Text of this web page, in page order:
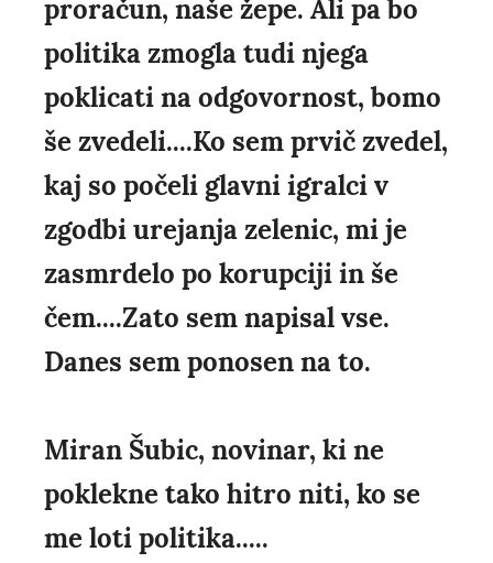
proračun, naše žepe. Ali pa bo
politika zmogla tudi njega
poklicati na odgovornost, bomo
še zvedeli....Ko sem prvič zvedel,
kaj so počeli glavni igralci v
zgodbi urejanja zelenic, mi je
zasmrdelo po korupciji in še
čem....Zato sem napisal vse.
Danes sem ponosen na to.
Miran Šubic, novinar, ki ne
poklekne tako hitro niti, ko se
me loti politika.....